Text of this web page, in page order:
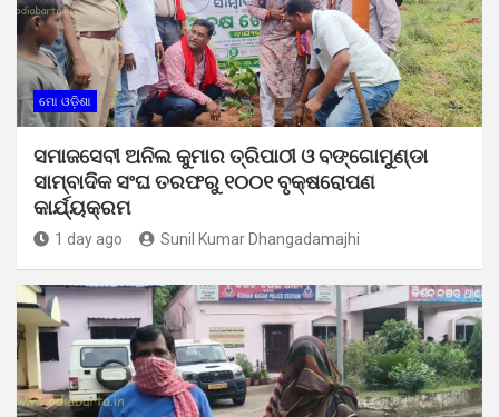
ମୋ ଓଡ଼ିଶା
ସମାଜସେବୀ ଅନିଲ କୁମାର ତ୍ରିପାଠୀ ଓ ବଙ୍ଗୋମୁଣ୍ଡା
ସାମ୍ବାଦିକ ସଂଘ ତରଫରୁ ୧୦୦୧ ବୃକ୍ଷରୋପଣ
କାର୍ଯ୍ୟକ୍ରମ
1 day ago Sunil Kumar Dhangadamajhi